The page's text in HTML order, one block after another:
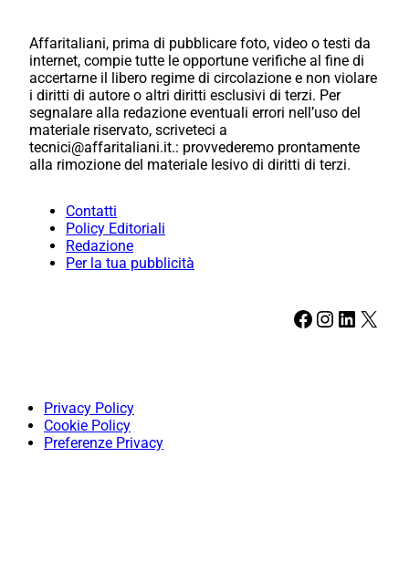
Affaritaliani, prima di pubblicare foto, video o testi da
internet, compie tutte le opportune verifiche al fine di
accertarne il libero regime di circolazione e non violare
i diritti di autore o altri diritti esclusivi di terzi. Per
segnalare alla redazione eventuali errori nell’uso del
materiale riservato, scriveteci a
tecnici@affaritaliani.it.: provvederemo prontamente
alla rimozione del materiale lesivo di diritti di terzi.
Contatti
Policy Editoriali
Redazione
Per la tua pubblicità
Facebook Instagram LinkedIn X
Privacy Policy
Cookie Policy
Preferenze Privacy